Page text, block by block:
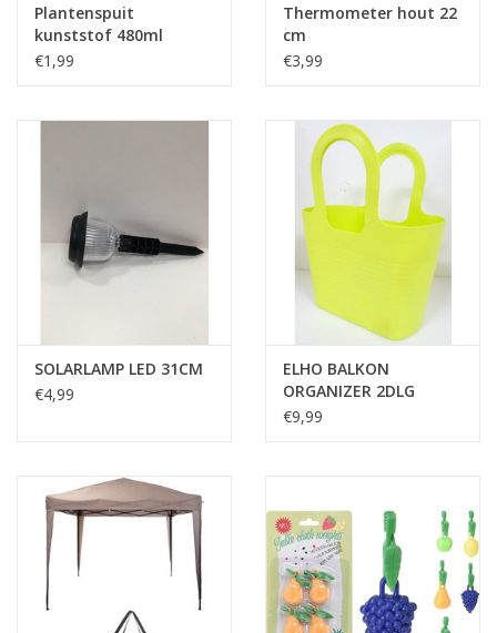
Mepal
Cadeaubonnen
Toon alle producten
Plantenspuit
kunststof 480ml
assorti
€1,99
Thermometer hout 22
cm
€3,99
SOLARLAMP LED 31CM
€4,99
ELHO BALKON
ORGANIZER 2DLG
Groen
€9,99